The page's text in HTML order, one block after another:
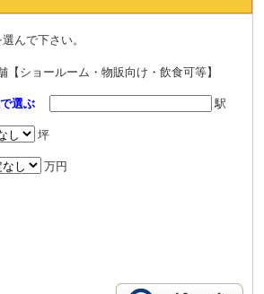
んで下さい。
【ショールーム・物販向け・飲食可等】
選ぶ 駅
坪
万円